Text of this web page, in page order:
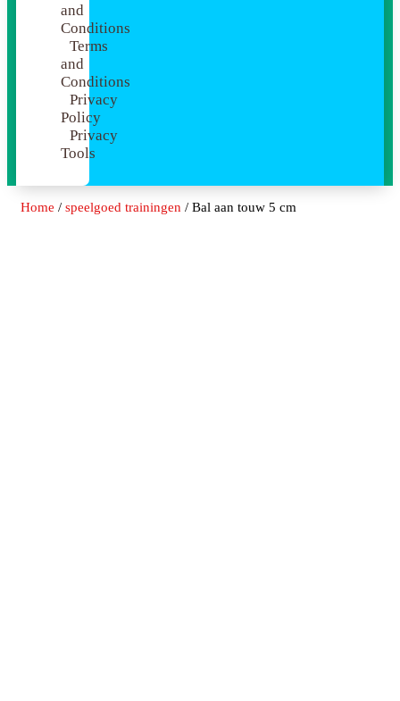
and
Conditions
Terms
and
Conditions
Privacy
Policy
Privacy
Tools
Home / speelgoed trainingen / Bal aan touw 5 cm